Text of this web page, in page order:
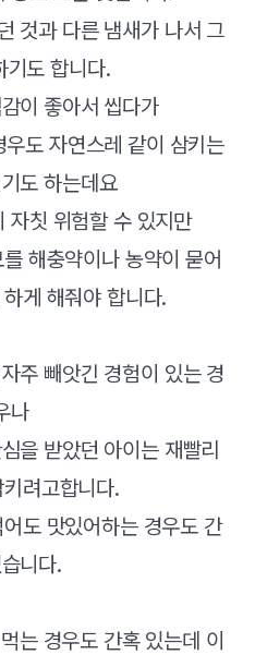
것과 다른 냄새가 나서 그
기도 합니다.
이 좋아서 씹다가
도 자연스레 같이 삼키는
도 하는데요
자칫 위험할 수 있지만
해충약이나 농약이 묻어
게 해줘야 합니다.
주 빼앗긴 경험이 있는 경
나
을 받았던 아이는 재빨리
려고합니다.
도 맛있어하는 경우도 간
니다.
는 경우도 간혹 있는데 이